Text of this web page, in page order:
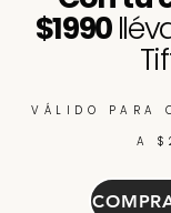
$1990
VÁLIDO PARA
A